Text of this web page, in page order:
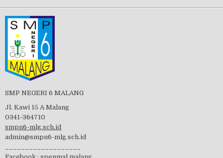
Tes Matrikulasi 2019
visitasi PPK 2019
SMP NEGERI 6 MALANG
Jl. Kawi 15 A Malang
0341-364710
smpn6-mlg.sch.id
admin@smpn6-mlg.sch.id